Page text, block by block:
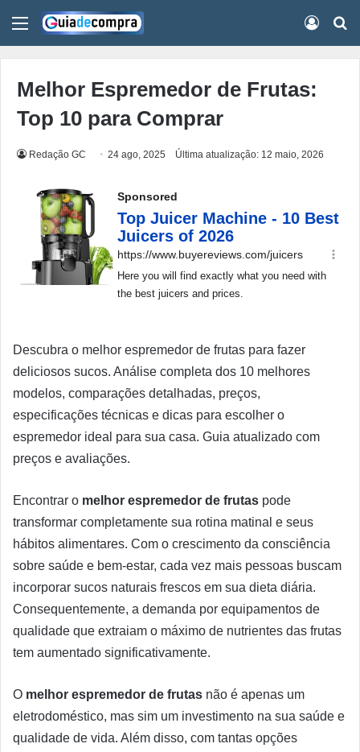
Menu
Melhor Espremedor de Frutas:
Top 10 para Comprar
Redação GC 24 ago, 2025 Última atualização: 12 maio, 2026
Descubra o melhor espremedor de frutas para fazer
deliciosos sucos. Análise completa dos 10 melhores
modelos, comparações detalhadas, preços,
especificações técnicas e dicas para escolher o
espremedor ideal para sua casa. Guia atualizado com
preços e avaliações.
Encontrar o melhor espremedor de frutas pode
transformar completamente sua rotina matinal e seus
hábitos alimentares. Com o crescimento da consciência
sobre saúde e bem-estar, cada vez mais pessoas buscam
incorporar sucos naturais frescos em sua dieta diária.
Consequentemente, a demanda por equipamentos de
qualidade que extraiam o máximo de nutrientes das frutas
tem aumentado significativamente.
O melhor espremedor de frutas não é apenas um
eletrodoméstico, mas sim um investimento na sua saúde e
qualidade de vida. Além disso, com tantas opções